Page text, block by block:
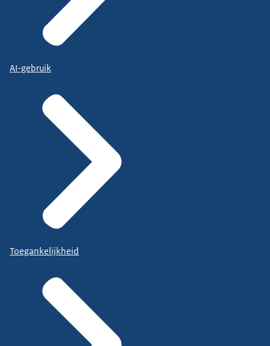
AI-gebruik
Toegankelijkheid